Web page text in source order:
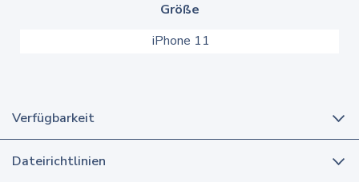
Größe
iPhone 11
Verfügbarkeit
Dateirichtlinien